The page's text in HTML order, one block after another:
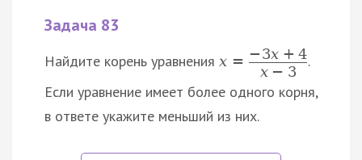
Задача 83
Найдите корень уравнения x = −3x + 4
x − 3
.
Если уравнение имеет более одного корня,
в ответе укажите меньший из них.